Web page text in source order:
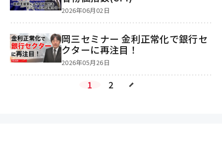
2026年06月02日
2026年05月26日
岡三セミナー 金利正常化で銀行セ
クターに再注目！
1 2